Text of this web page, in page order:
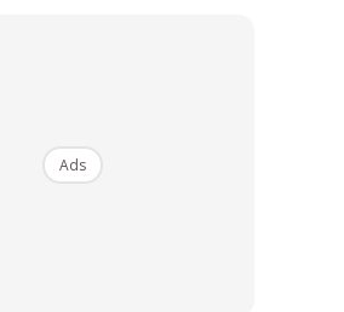
warna air bertukar menjadi
Ads